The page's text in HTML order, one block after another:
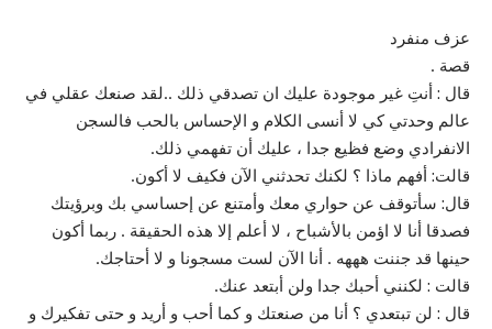
عزف منفرد
قصة .
قال : أنتِ غير موجودة عليك ان تصدقي ذلك ..لقد صنعك عقلي في
عالم وحدتي كي لا أنسى الكلام و الإحساس بالحب فالسجن
الانفرادي وضع فظيع جدا ، عليك أن تفهمي ذلك.
قالت: أفهم ماذا ؟ لكنك تحدثني الآن فكيف لا أكون.
قال: سأتوقف عن حواري معك وأمتنع عن إحساسي بك وبرؤيتك
فصدقا أنا لا اؤمن بالأشباح ، لا أعلم إلا هذه الحقيقة . ربما أكون
حينها قد جننت هههه . أنا الآن لست مسجونا و لا أحتاجك.
قالت : لكنني أحبك جدا ولن أبتعد عنك.
قال : لن تبتعدي ؟ أنا من صنعتك و كما أحب و أريد و حتى تفكيرك و